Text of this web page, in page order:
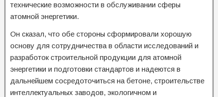
технические возможности в обслуживании сферы
атомной энергетики.
Он сказал, что обе стороны сформировали хорошую
основу для сотрудничества в области исследований и
разработок строительной продукции для атомной
энергетики и подготовки стандартов и надеются в
дальнейшем сосредоточиться на бетоне, строительстве
интеллектуальных заводов, экологичном и